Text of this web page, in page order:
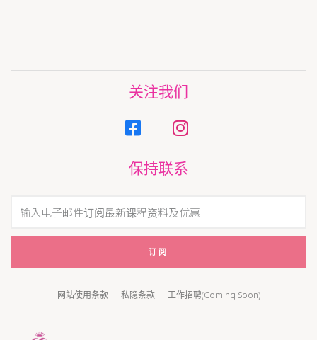
关注我们
保持联系
订阅
网站使用条款 私隐条款 工作招聘(Coming Soon)